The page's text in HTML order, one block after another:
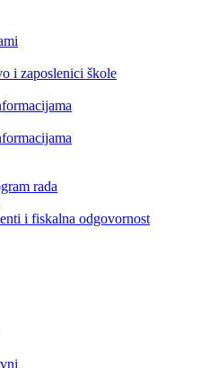
i zaposlenici škole
rada
i fiskalna odgovornost